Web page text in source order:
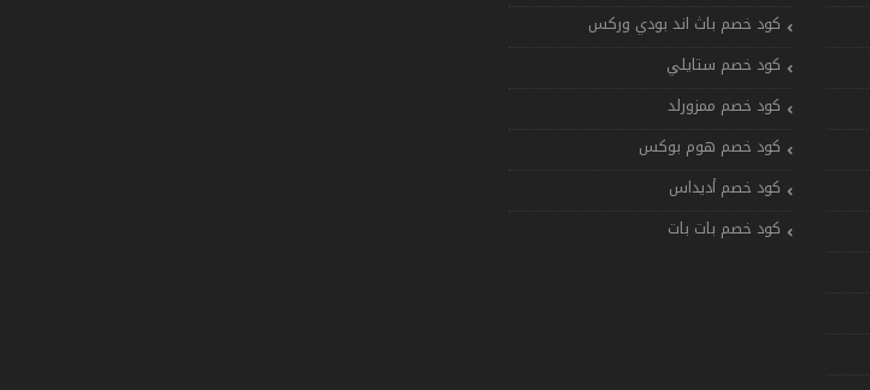
كود خصم باث اند بودي وركس
كود خصم ستايلي
كود خصم ممزورلد
كود خصم هوم بوكس
كود خصم أديداس
كود خصم بات بات